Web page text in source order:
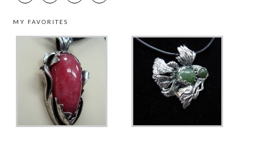
MY FAVORITES